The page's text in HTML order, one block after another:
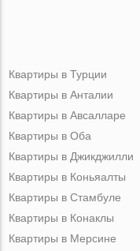
Квартиры в Турции
Квартиры в Анталии
Квартиры в Авсалларе
Квартиры в Оба
Квартиры в Джикджилли
Квартиры в Коньяалты
Квартиры в Стамбуле
Квартиры в Конаклы
Квартиры в Мерсине